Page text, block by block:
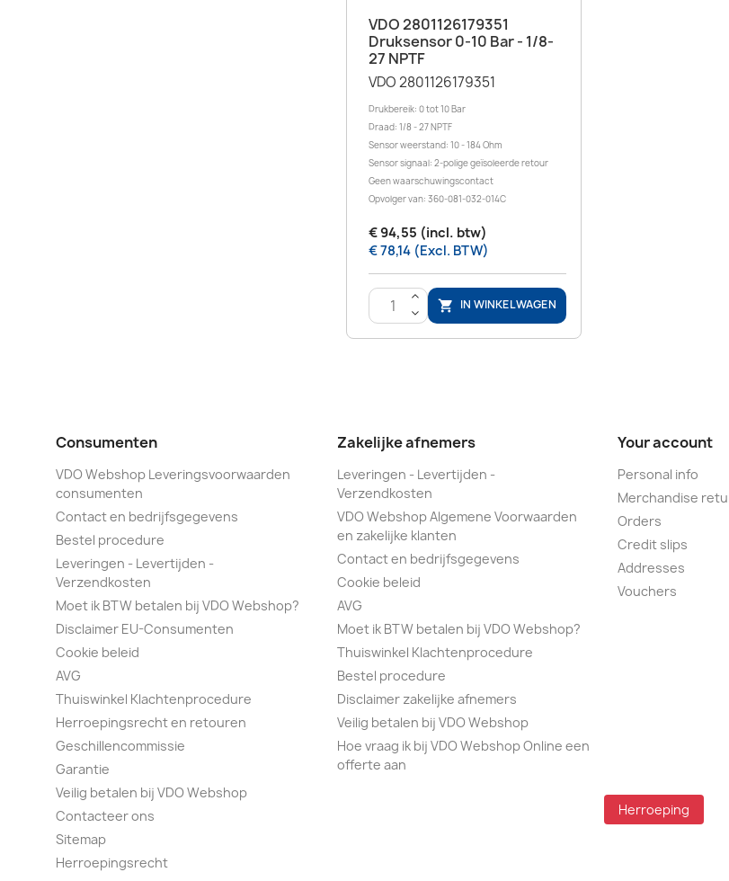
Snel bekijken
VDO 2801126179351
Druksensor 0-10 Bar - 1/8-
27 NPTF
VDO 2801126179351
Drukbereik: 0 tot 10 Bar
Draad: 1/8 - 27 NPTF
Sensor weerstand: 10 - 184 Ohm
Sensor signaal: 2-polige geïsoleerde retour
Geen waarschuwingscontact
Opvolger van: 360-081-032-014C
€ 94,55 (incl. btw)
€ 78,14 (Excl. BTW)
>
<
 IN WINKELWAGEN
Consumenten
VDO Webshop Leveringsvoorwaarden
consumenten
Contact en bedrijfsgegevens
Bestel procedure
Leveringen - Levertijden -
Verzendkosten
Moet ik BTW betalen bij VDO Webshop?
Disclaimer EU-Consumenten
Cookie beleid
AVG
Thuiswinkel Klachtenprocedure
Herroepingsrecht en retouren
Geschillencommissie
Garantie
Veilig betalen bij VDO Webshop
Contacteer ons
Sitemap
Herroepingsrecht
Zakelijke afnemers
Leveringen - Levertijden -
Verzendkosten
VDO Webshop Algemene Voorwaarden
en zakelijke klanten
Contact en bedrijfsgegevens
Cookie beleid
AVG
Moet ik BTW betalen bij VDO Webshop?
Thuiswinkel Klachtenprocedure
Bestel procedure
Disclaimer zakelijke afnemers
Veilig betalen bij VDO Webshop
Hoe vraag ik bij VDO Webshop Online een
offerte aan
Your account
Personal info
Merchandise
Orders
Credit slips
Addresses
Vouchers
Herroeping